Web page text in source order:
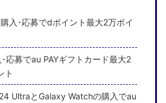
購入･応募でdポイント最大2万ポイ
･応募でau PAYギフトカード最大2
ト
UltraとGalaxy Watchの購入でau